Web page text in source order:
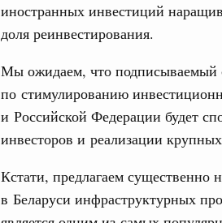
иностранных инвестиций
доля реинвестирования.
Мы ожидаем, что подписываемый
по стимулированию
и Российской Федерации будет
инвесторов и реализации
Кстати, предлагаем существенно
в Беларуси инфраструктурных